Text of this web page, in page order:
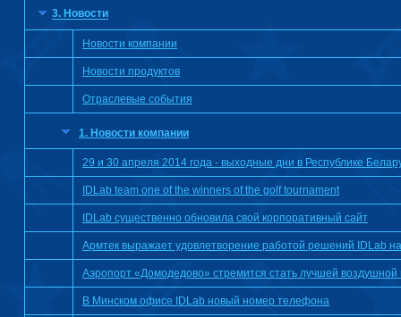
3. Новости
Новости компании
Новости продуктов
Отраслевые события
1. Новости компании
29 и 30 апреля 2014 года - выходные дни в Республике
IDLab team one of the winners of the golf tournament
IDLab существенно обновила свой корпоративный сайт
Армтек выражает удовлетворение работой решений IDLab
Аэропорт «Домодедово» стремится стать лучшей воздушной
В Минском офисе IDLab новый номер телефона